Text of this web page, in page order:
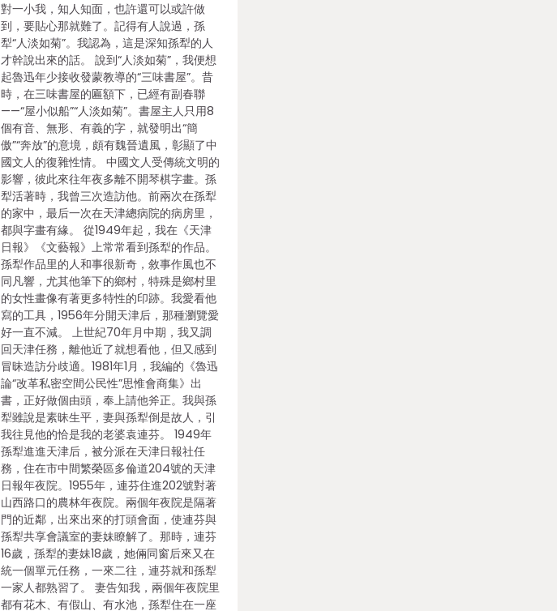
對一小我，知人知面，也許還可以或許做
到，要貼心那就難了。記得有人說過，孫
犁“人淡如菊”。我認為，這是深知孫犁的人
才幹說出來的話。 說到“人淡如菊”，我便想
起魯迅年少接收發蒙教導的“三味書屋”。昔
時，在三味書屋的匾額下，已經有副春聯
——“屋小似船”“人淡如菊”。書屋主人只用8
個有音、無形、有義的字，就發明出“簡
傲”“奔放”的意境，頗有魏晉遺風，彰顯了中
國文人的復雜性情。 中國文人受傳統文明的
影響，彼此來往年夜多離不開琴棋字畫。孫
犁活著時，我曾三次造訪他。前兩次在孫犁
的家中，最后一次在天津總病院的病房里，
都與字畫有緣。 從1949年起，我在《天津
日報》《文藝報》上常常看到孫犁的作品。
孫犁作品里的人和事很新奇，敘事作風也不
同凡響，尤其他筆下的鄉村，特殊是鄉村里
的女性畫像有著更多特性的印跡。我愛看他
寫的工具，1956年分開天津后，那種瀏覽愛
好一直不減。 上世紀70年月中期，我又調
回天津任務，離他近了就想看他，但又感到
冒昧造訪分歧適。1981年1月，我編的《魯迅
論“改革私密空間公民性”思惟會商集》出
書，正好做個由頭，奉上請他斧正。我與孫
犁雖說是素昧生平，妻與孫犁倒是故人，引
我往見他的恰是我的老婆袁連芬。 1949年
孫犁進進天津后，被分派在天津日報社任
務，住在市中間繁榮區多倫道204號的天津
日報年夜院。1955年，連芬住進202號對著
山西路口的農林年夜院。兩個年夜院是隔著
門的近鄰，出來出來的打頭會面，使連芬與
孫犁共享會議室的妻妹瞭解了。那時，連芬
16歲，孫犁的妻妹18歲，她倆同窗后來又在
統一個單元任務，一來二往，連芬就和孫犁
一家人都熟習了。 妻告知我，兩個年夜院里
都有花木、有假山、有水池，孫犁住在一座